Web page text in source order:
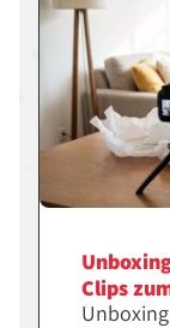
Clips